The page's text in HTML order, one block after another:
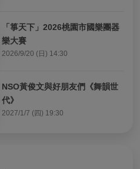
「箏天下」2026桃園市國樂團器
樂大賽
2026/9/20 (日) 14:30
NSO黃俊文與好朋友們《舞韻世
代》
2027/1/7 (四) 19:30